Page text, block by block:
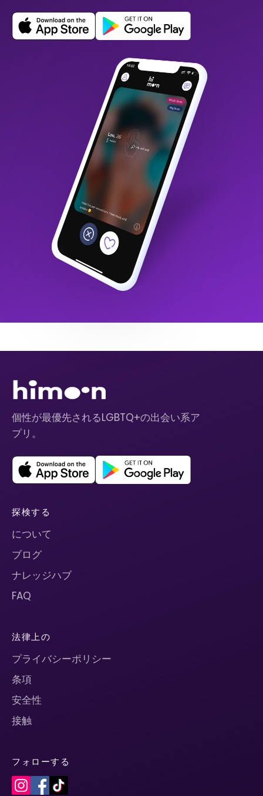
個性が最優先されるLGBTQ+の出会い系ア
プリ。
探検する
について
ブログ
ナレッジハブ
FAQ
法律上の
プライバシーポリシー
条項
安全性
接触
フォローする